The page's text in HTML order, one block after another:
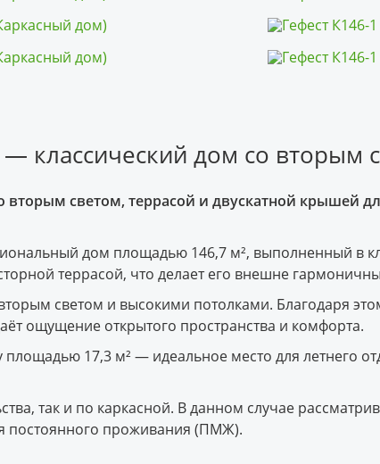
классический дом со вторым
светом, террасой и двускатной крышей
дом площадью 146,7 м², выполненный в
террасой, что делает его внешне
светом и высокими потолками. Благодаря
ощущение открытого пространства и комфорта.
17,3 м² — идеальное место для летнего
так и по каркасной. В данном случае
постоянного проживания (ПМЖ).